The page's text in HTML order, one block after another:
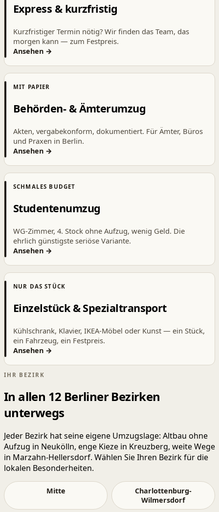
Express & kurzfristig
Kurzfristiger Termin nötig? Wir finden das Team, das
morgen kann — zum Festpreis.
Ansehen →
MIT PAPIER
Behörden- & Ämterumzug
Akten, vergabekonform, dokumentiert. Für Ämter, Büros
und Praxen in Berlin.
Ansehen →
SCHMALES BUDGET
Studentenumzug
WG-Zimmer, 4. Stock ohne Aufzug, wenig Geld. Die
ehrlich günstigste seriöse Variante.
Ansehen →
NUR DAS STÜCK
Einzelstück & Spezialtransport
Kühlschrank, Klavier, IKEA-Möbel oder Kunst — ein Stück,
ein Fahrzeug, ein Festpreis.
Ansehen →
IHR BEZIRK
In allen 12 Berliner Bezirken
unterwegs
Jeder Bezirk hat seine eigene Umzugslage: Altbau ohne
Aufzug in Neukölln, enge Kieze in Kreuzberg, weite Wege
in Marzahn-Hellersdorf. Wählen Sie Ihren Bezirk für die
lokalen Besonderheiten.
Mitte
Charlottenburg-
Wilmersdorf